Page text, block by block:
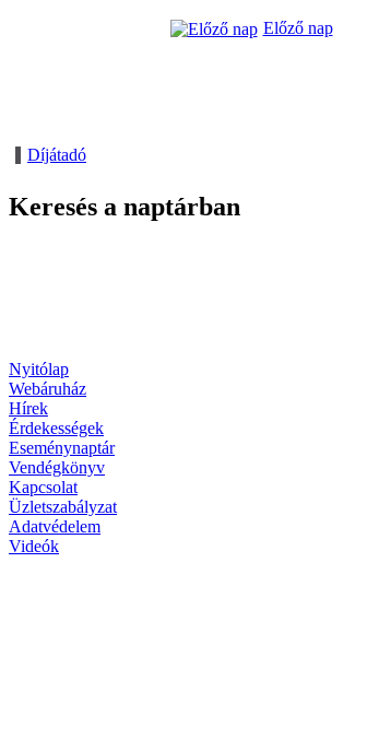
Előző nap
Díjátadó
Keresés a naptárban
Nyitólap
Webáruház
Hírek
Érdekességek
Eseménynaptár
Vendégkönyv
Kapcsolat
Üzletszabályzat
Adatvédelem
Videók